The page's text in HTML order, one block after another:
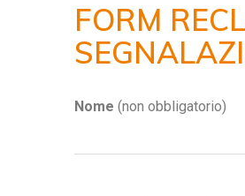
FORM
Nome (non obbligatorio)